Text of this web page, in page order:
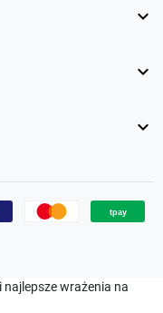



wrażenia na